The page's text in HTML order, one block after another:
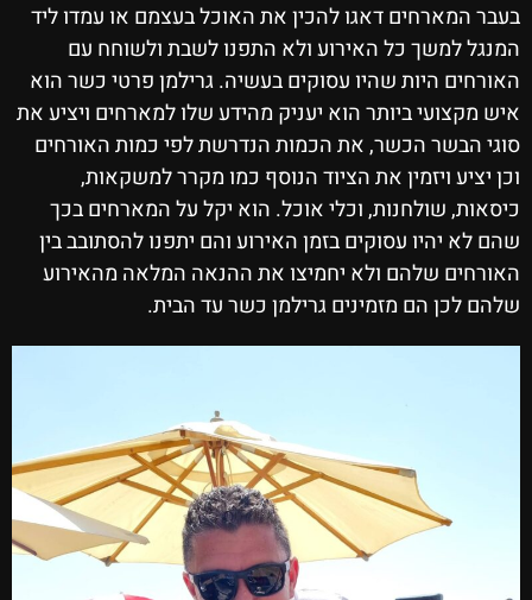
בעבר המארחים דאגו להכין את האוכל בעצמם או עמדו ליד
המנגל למשך כל האירוע ולא התפנו לשבת ולשוחח עם
האורחים היות שהיו עסוקים בעשיה. גרילמן פרטי כשר הוא
איש מקצועי ביותר הוא יעניק מהידע שלו למארחים ויציע את
סוגי הבשר הכשר, את הכמות הנדרשת לפי כמות האורחים
וכן יציע ויזמין את הציוד הנוסף כמו מקרר למשקאות,
כיסאות, שולחנות, וכלי אוכל. הוא יקל על המארחים בכך
שהם לא יהיו עסוקים בזמן האירוע והם יתפנו להסתובב בין
האורחים שלהם ולא יחמיצו את ההנאה המלאה מהאירוע
שלהם לכן הם מזמינים גרילמן כשר עד הבית.